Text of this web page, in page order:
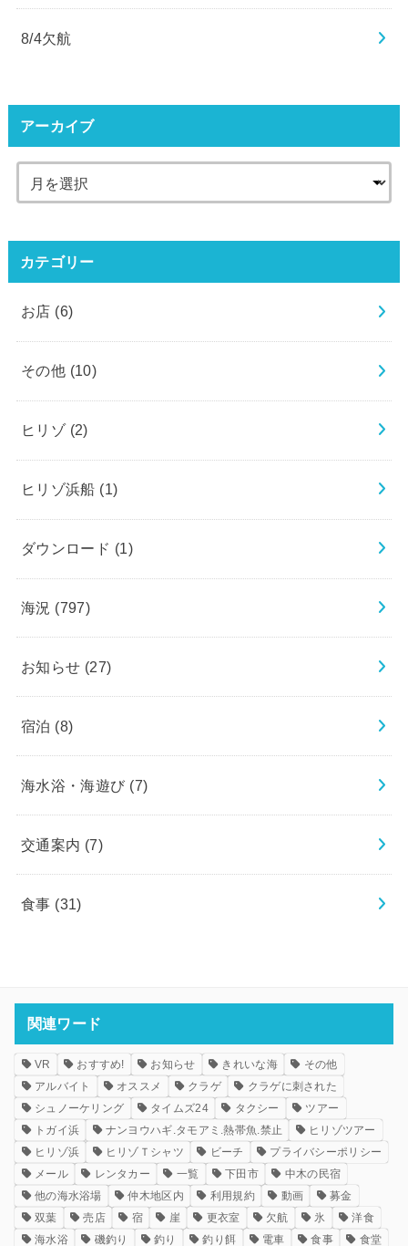
8/4欠航
アーカイブ
カテゴリー
お店 (6)
その他 (10)
ヒリゾ (2)
ヒリゾ浜船 (1)
ダウンロード (1)
海況 (797)
お知らせ (27)
宿泊 (8)
海水浴・海遊び (7)
交通案内 (7)
食事 (31)
関連ワード
VR おすすめ! お知らせ きれいな海
その他
アルバイト
オススメ クラゲ
クラゲに刺された
シュノーケリング
タイムズ24 タクシー
ツアー
トガイ浜
ナンヨウハギ.タモアミ.熱帯魚.禁止
ヒリゾツアー
ヒリゾ浜
ヒリゾＴシャツ ビーチ
プライバシーポリシー
メール
レンタカー 一覧 下田市
中木の民宿
他の海水浴場
仲木地区内 利用規約 動画
募金
双葉
売店 宿 崖 更衣室 欠航 氷
洋食
海水浴
磯釣り 釣り 釣り餌 電車 食事 食堂